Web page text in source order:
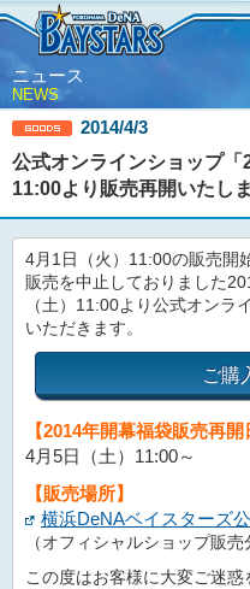
ニュース
NEWS
2014/4/3
公式オンラインショップ「
11:00より販売再開いたし
4月1日（火）11:00の販売開
販売を中止しておりました
（土）11:00より公式オンラ
いただきます。
ご購
【2014年開幕福袋販売再開
4月5日（土）11:00～
【販売場所】
横浜DeNAベイスターズ
（オフィシャルショップ販
この度はお客様に大変ご迷